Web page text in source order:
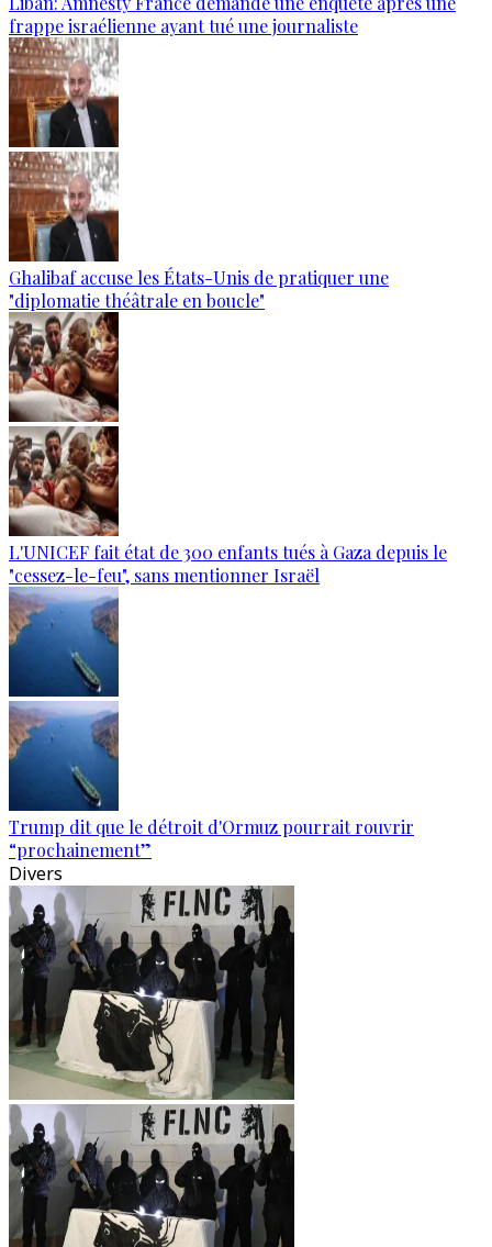
frappe israélienne ayant tué une journaliste
Ghalibaf accuse les États-Unis de pratiquer une
"diplomatie théâtrale en boucle"
L'UNICEF fait état de 300 enfants tués à Gaza depuis le
"cessez-le-feu", sans mentionner Israël
Trump dit que le détroit d'Ormuz pourrait rouvrir
“prochainement”
Divers